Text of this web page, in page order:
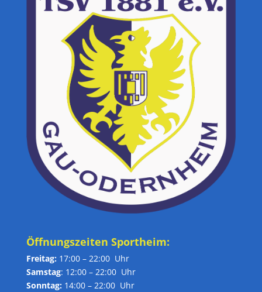
Öffnungszeiten Sportheim:
Freitag: 17:00 – 22:00 Uhr
Samstag: 12:00 – 22:00 Uhr
Sonntag: 14:00 – 22:00 Uhr